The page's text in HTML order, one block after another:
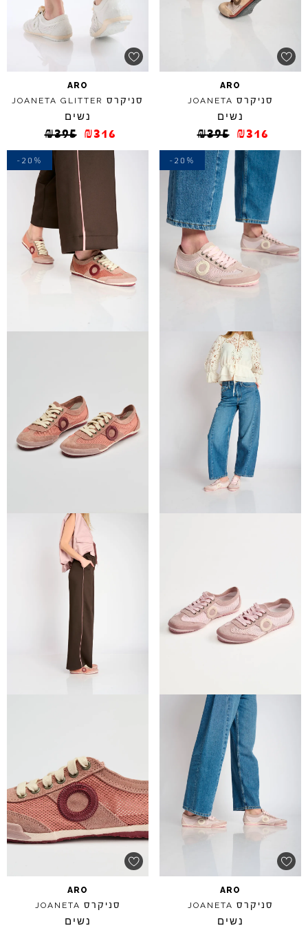
ARO
סניקרס JOANETA
נשים
₪395 ₪316
ARO
סניקרס JOANETA GLITTER
נשים
₪395 ₪316
-20%
ARO
סניקרס JOANETA
נשים
-20%
ARO
סניקרס JOANETA
נשים